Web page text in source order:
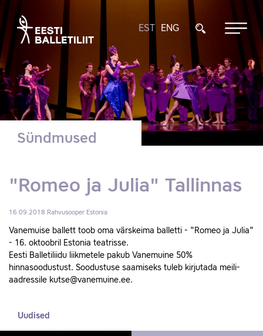
EST ENG
Sündmused
"Romeo ja Julia" Tallinnas
16.09.2018 Rahvusooper Estonia
Vanemuise ballett toob oma värskeima balletti - "Romeo ja Julia"
- 16. oktoobril Estonia teatrisse.
Eesti Balletiliidu liikmetele pakub Vanemuine 50%
hinnasoodustust. Soodustuse saamiseks tuleb kirjutada meili-
aadressile kutse@vanemuine.ee.
Uudised